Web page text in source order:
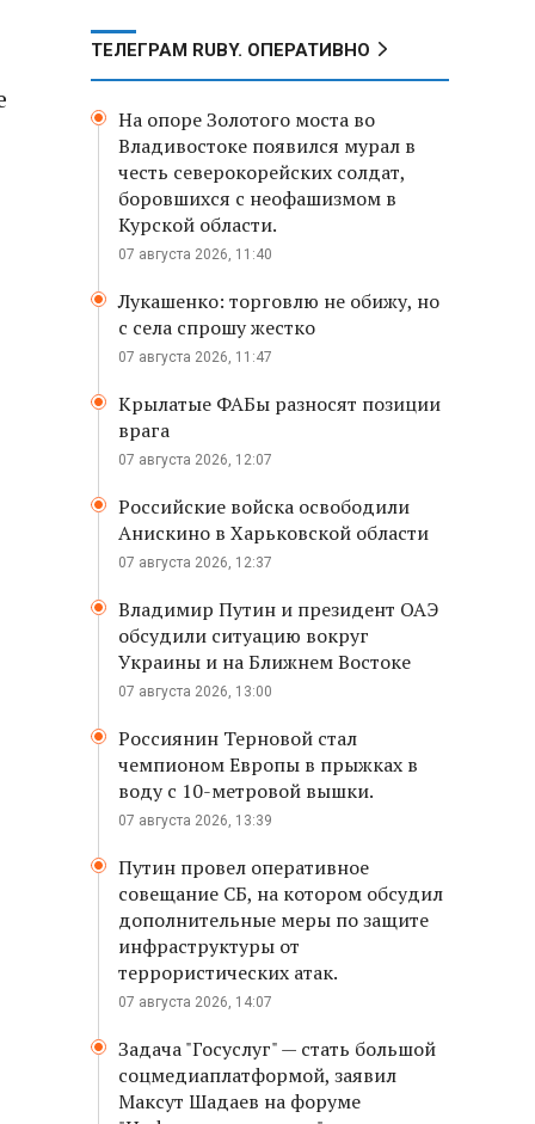
ТЕЛЕГРАМ RUBY. ОПЕРАТИВНО
На опоре Золотого моста во
Владивостоке появился мурал в
честь северокорейских солдат,
боровшихся с неофашизмом в
Курской области.
07 августа 2026, 11:40
Лукашенко: торговлю не обижу, но
с села спрошу жестко
07 августа 2026, 11:47
Крылатые ФАБы разносят позиции
врага
07 августа 2026, 12:07
Российские войска освободили
Анискино в Харьковской области
07 августа 2026, 12:37
Владимир Путин и президент ОАЭ
обсудили ситуацию вокруг
Украины и на Ближнем Востоке
07 августа 2026, 13:00
Россиянин Терновой стал
чемпионом Европы в прыжках в
воду с 10-метровой вышки.
07 августа 2026, 13:39
Путин провел оперативное
совещание СБ, на котором обсудил
дополнительные меры по защите
инфраструктуры от
террористических атак.
07 августа 2026, 14:07
Задача "Госуслуг" — стать большой
соцмедиаплатформой, заявил
Максут Шадаев на форуме